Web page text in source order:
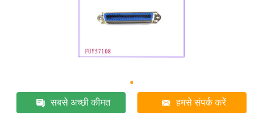
सबसे अच्छी कीमत हमसे संपर्क करें